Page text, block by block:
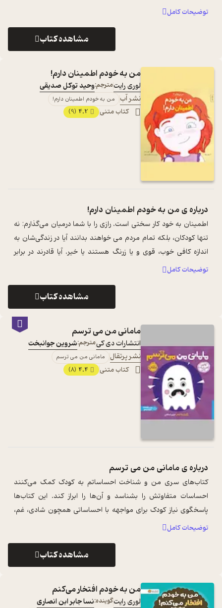
کودکان را نیز با شما درمی ...
توضیحات کامل
مشاهده کتاب
من به خودم اطمینان دارم!
لوری رایتمترجم:وحید توکل صدیقی
نشر آب
من به خودم اطمینان دارم!
کتاب متنی 4.2
(9)
درباره یمن به خودم اطمینان دارم!
اطمینان به خود کار سختی است. رازی را با شما درمیان می‌گذارم: نه
تنها کودکان، بلکه تمام مردم می خواهند بدانند آیا در زندگی‌شان به
اندازه کافی خوب، قوی و یا زرنگ هستند یا خیر. آیا قادرند در برابر
مشکلات ... ...
توضیحات کامل
مشاهده کتاب
مامانی من می ترسم
انتشارات دی کیمترجم:شروین جوانبخت
نشر پرتقال
مامانی من می ترسم
کتاب متنی 4.4
(8)
درباره یمامانی من می ترسم
کتاب‌های سری من و شناخت احساساتم به کودک کمک می‌کنند
احساسات متفاوتش را بشناسد و آن‌ها را ابراز کند. این کتاب‌ها
پاسخگوی نیاز کودک برای مواجهه با احساساتی همچون شادی، غم،
خشم، نگرانی، ترس، حسادت، خجال ...
توضیحات کامل
مشاهده کتاب
من به خودم افتخار می‌کنم
لوری رایتگوینده:نسا جابر ابن انصاری